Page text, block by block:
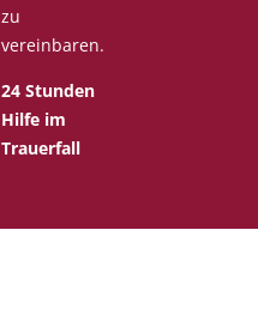
zu
vereinbaren.
24 Stunden
Hilfe im
Trauerfall